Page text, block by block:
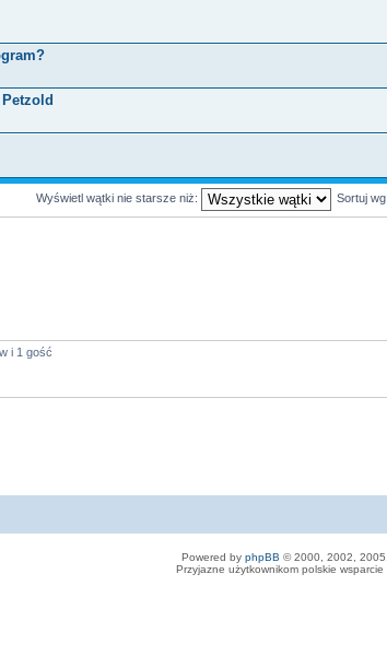
Wyświetl wątki nie starsze niż: Sortuj wg
i 1 gość
Powered by phpBB © 2000, 2002,
Przyjazne użytkownikom polskie